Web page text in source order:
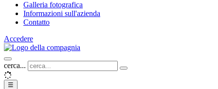
Galleria fotografica
Informazioni sull'azienda
Contatto
Accedere
cerca...
☰